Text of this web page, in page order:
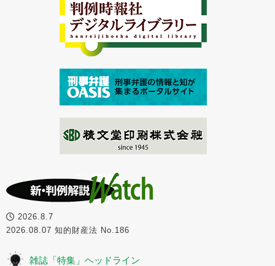
2026.8.7
2026.08.07 知的財産法 No.186
雑誌「特集」ヘッドライン